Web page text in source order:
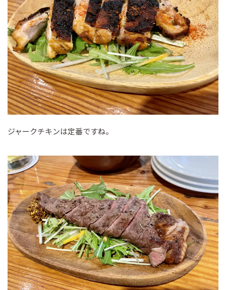
ジャークチキンは定番ですね。